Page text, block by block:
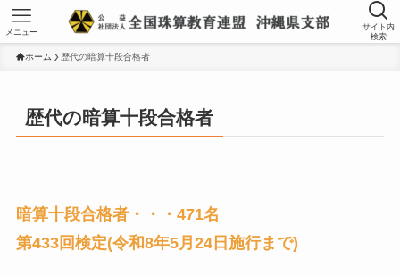
サイト内
検索
メニュー
ホーム 歴代の暗算十段合格者
歴代の暗算十段合格者
暗算十段合格者・・・471名
第433回検定(令和8年5月24日施行まで)